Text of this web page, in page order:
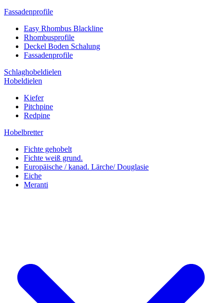
Fassadenprofile
Easy Rhombus Blackline
Rhombusprofile
Deckel Boden Schalung
Fassadenprofile
Schlaghobeldielen
Hobeldielen
Kiefer
Pitchpine
Redpine
Hobelbretter
Fichte gehobelt
Fichte weiß grund.
Europäische / kanad. Lärche/ Douglasie
Eiche
Meranti